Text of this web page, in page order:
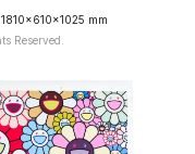
1810×610×1025 mm
Reserved.